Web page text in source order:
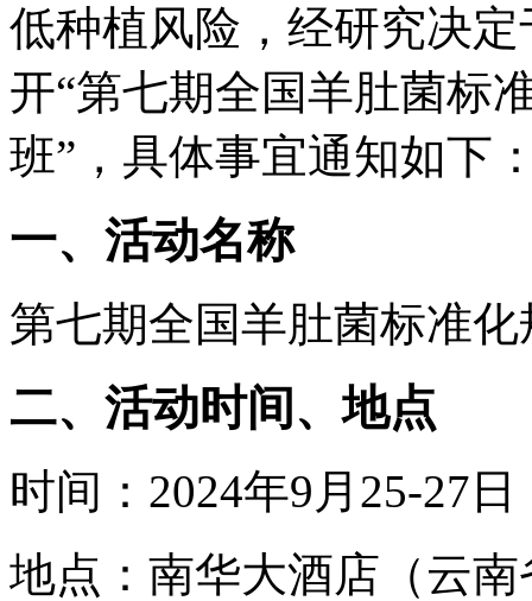
低种植风险，经研究决
开“第七期全国羊肚菌标
班”，具体事宜通知如下
一、活动名称
第七期全国羊肚菌标准
二、活动时间、地点
时间：2024年9月25-27日
地点：南华大酒店（云